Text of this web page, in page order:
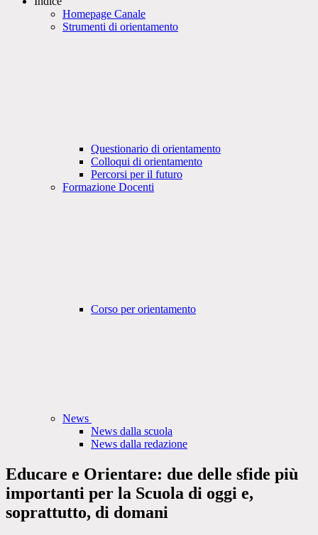
Homepage Canale
Strumenti di orientamento
Questionario di orientamento
Colloqui di orientamento
Percorsi per il futuro
Formazione Docenti
Corso per orientamento
News
News dalla scuola
News dalla redazione
Educare e Orientare: due delle sfide più
importanti per la Scuola di oggi e,
soprattutto, di domani